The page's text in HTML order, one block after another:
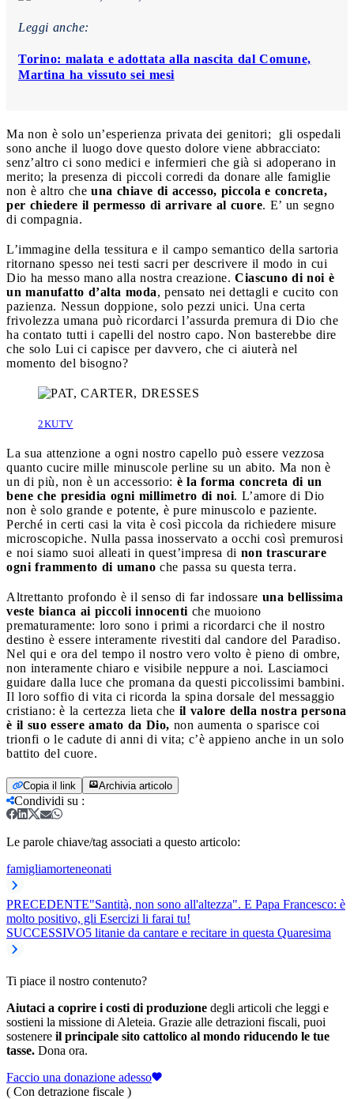
Leggi anche:
Torino: malata e adottata alla nascita dal Comune,
Martina ha vissuto sei mesi
Ma non è solo un’esperienza privata dei genitori; gli ospedali
sono anche il luogo dove questo dolore viene abbracciato:
senz’altro ci sono medici e infermieri che già si adoperano in
merito; la presenza di piccoli corredi da donare alle famiglie
non è altro che una chiave di accesso, piccola e concreta,
per chiedere il permesso di arrivare al cuore. E’ un segno
di compagnia.
L’immagine della tessitura e il campo semantico della sartoria
ritornano spesso nei testi sacri per descrivere il modo in cui
Dio ha messo mano alla nostra creazione. Ciascuno di noi è
un manufatto d’alta moda, pensato nei dettagli e cucito con
pazienza. Nessun doppione, solo pezzi unici. Una certa
frivolezza umana può ricordarci l’assurda premura di Dio che
ha contato tutti i capelli del nostro capo. Non basterebbe dire
che solo Lui ci capisce per davvero, che ci aiuterà nel
momento del bisogno?
2KUTV
La sua attenzione a ogni nostro capello può essere vezzosa
quanto cucire mille minuscole perline su un abito. Ma non è
un di più, non è un accessorio: è la forma concreta di un
bene che presidia ogni millimetro di noi. L’amore di Dio
non è solo grande e potente, è pure minuscolo e paziente.
Perché in certi casi la vita è così piccola da richiedere misure
microscopiche. Nulla passa inosservato a occhi così premurosi
e noi siamo suoi alleati in quest’impresa di non trascurare
ogni frammento di umano che passa su questa terra.
Altrettanto profondo è il senso di far indossare una bellissima
veste bianca ai piccoli innocenti che muoiono
prematuramente: loro sono i primi a ricordarci che il nostro
destino è essere interamente rivestiti dal candore del Paradiso.
Nel qui e ora del tempo il nostro vero volto è pieno di ombre,
non interamente chiaro e visibile neppure a noi. Lasciamoci
guidare dalla luce che promana da questi piccolissimi bambini.
Il loro soffio di vita ci ricorda la spina dorsale del messaggio
cristiano: è la certezza lieta che il valore della nostra persona
è il suo essere amato da Dio, non aumenta o sparisce coi
trionfi o le cadute di anni di vita; c’è appieno anche in un solo
battito del cuore.
Copia il link Archivia articolo
Condividi su :
Le parole chiave/tag associati a questo articolo:
famigliamorteneonati
PRECEDENTE"Santità, non sono all'altezza". E Papa Francesco: è
molto positivo, gli Esercizi li farai tu!
SUCCESSIVO5 litanie da cantare e recitare in questa Quaresima
Ti piace il nostro contenuto?
Aiutaci a coprire i costi di produzione degli articoli che leggi e
sostieni la missione di Aleteia. Grazie alle detrazioni fiscali, puoi
sostenere il principale sito cattolico al mondo riducendo le tue
tasse. Dona ora.
Faccio una donazione adesso
( Con detrazione fiscale )